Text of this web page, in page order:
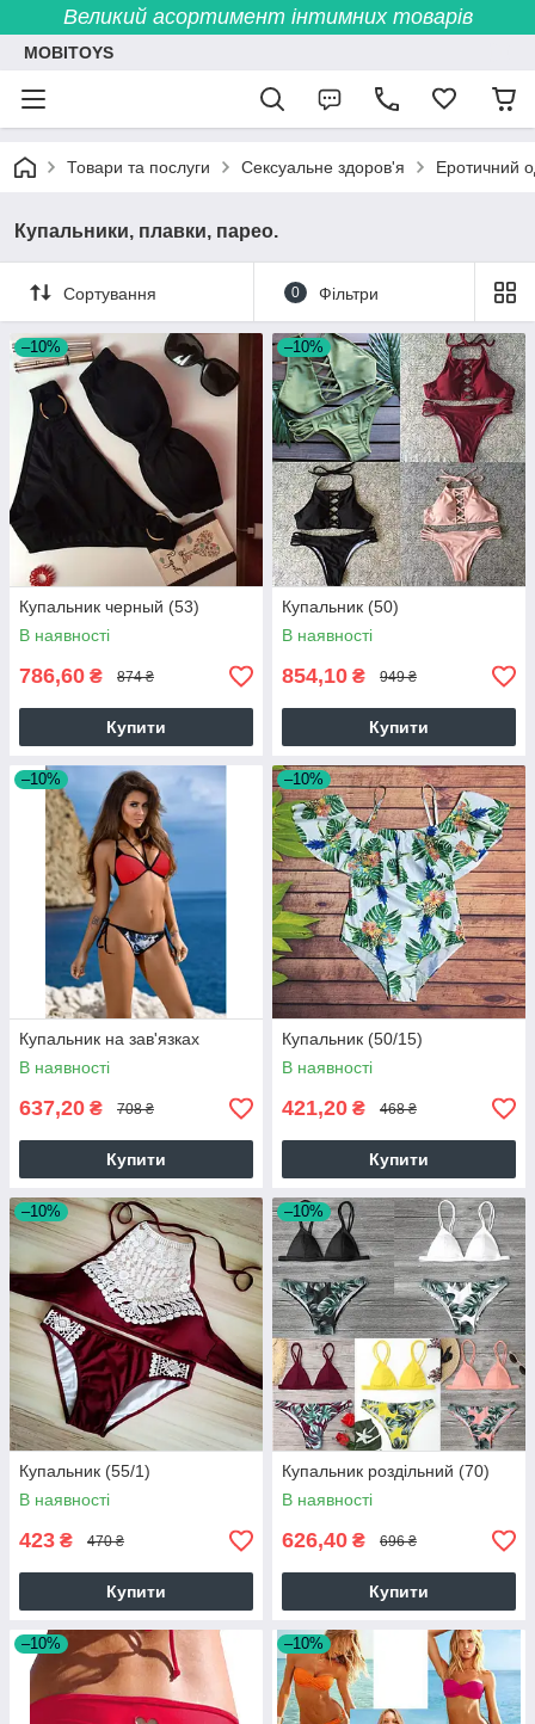
Великий асортимент інтимних товарів
MOBITOYS
Товари та послуги Сексуальне здоров'я Еротичний
Купальники, плавки, парео.
Сортування 0 Фільтри
–10%
Купальник черный (53)
В наявності
786,60 ₴ 874 ₴
Купити
–10%
Купальник (50)
В наявності
854,10 ₴ 949 ₴
Купити
–10%
Купальник на зав'язках
В наявності
637,20 ₴ 708 ₴
Купити
–10%
Купальник (50/15)
В наявності
421,20 ₴ 468 ₴
Купити
–10%
Купальник (55/1)
В наявності
423 ₴ 470 ₴
Купити
–10%
Купальник роздільний (70)
В наявності
626,40 ₴ 696 ₴
Купити
–10% –10%